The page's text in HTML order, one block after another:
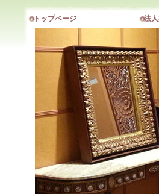
ト​ッ​プ​ペ​ー​ジ​ 法​